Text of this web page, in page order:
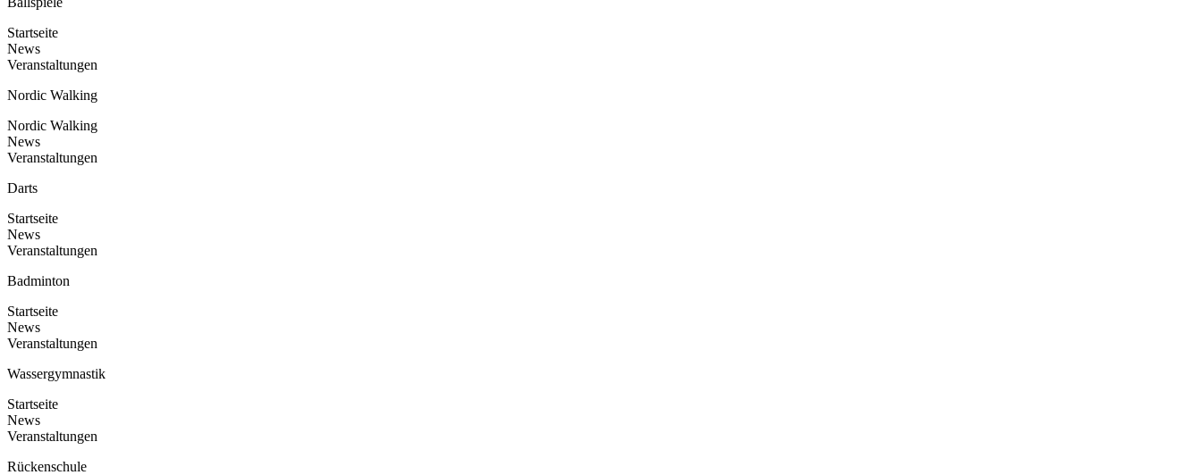
Startseite
News
Veranstaltungen
Nordic Walking
Nordic Walking
News
Veranstaltungen
Darts
Startseite
News
Veranstaltungen
Badminton
Startseite
News
Veranstaltungen
Wassergymnastik
Startseite
News
Veranstaltungen
Rückenschule